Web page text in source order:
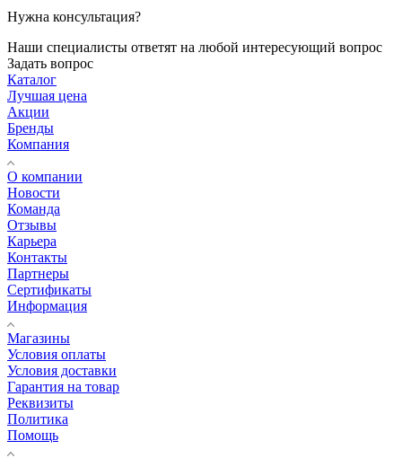
Нужна консультация?
Наши специалисты ответят на любой интересующий вопрос
Задать вопрос
Каталог
Лучшая цена
Акции
Бренды
Компания
О компании
Новости
Команда
Отзывы
Карьера
Контакты
Партнеры
Сертификаты
Информация
Магазины
Условия оплаты
Условия доставки
Гарантия на товар
Реквизиты
Политика
Помощь